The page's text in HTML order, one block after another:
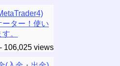
ーター！使い
。
- 106,025 views